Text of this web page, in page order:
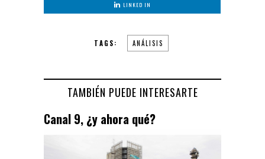
LINKED IN
TAGS: ANÁLISIS
TAMBIÉN PUEDE INTERESARTE
Canal 9, ¿y ahora qué?